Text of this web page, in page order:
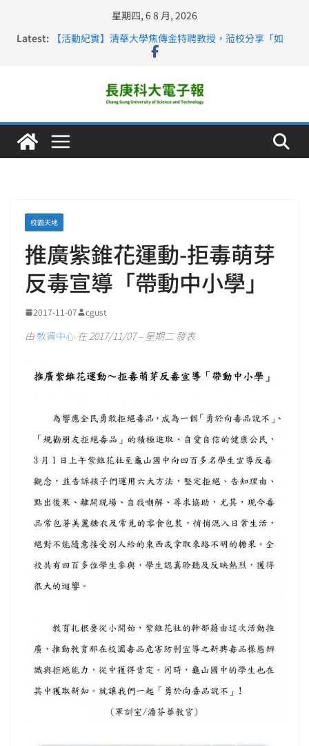
星期四, 6 8 月, 2026
Latest:
【活動紀實】清華大學焦傳金特聘教授，蒞校分享「如
長庚科大連四年穩居《遠見》醫學大學第5名 辦學實力再
深化永續醫療 長庚科大攜菲、印頂尖大學跨國合作
長庚科大護理系勇奪2026羅馬尼亞歐洲盃國際發明展雙
金牌暨雙特別獎 AI智慧照護與護理教育創新獲國際肯定
校園天地
推廣紫錐花運動-拒毒萌芽
反毒宣導「帶動中小學」
2017-11-07 cgust
由教資中心 在 2017/11/07 – 星期二 發表